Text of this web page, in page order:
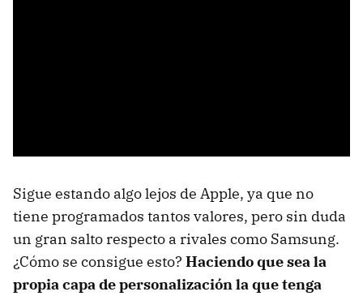
Sigue estando algo lejos de Apple, ya que no
tiene programados tantos valores, pero sin duda
un gran salto respecto a rivales como Samsung.
¿Cómo se consigue esto? Haciendo que sea la
propia capa de personalización la que tenga